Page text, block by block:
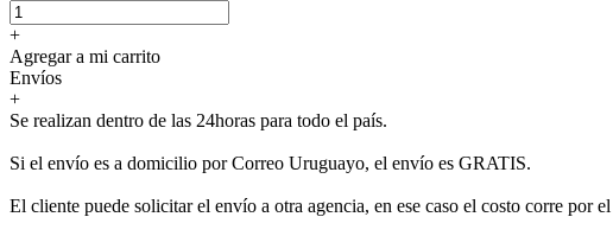
+
Agregar a mi carrito
Envíos
+
Se realizan dentro de las 24horas para todo el país.
Si el envío es a domicilio por Correo Uruguayo, el envío es GRATIS.
El cliente puede solicitar el envío a otra agencia, en ese caso el costo corre por